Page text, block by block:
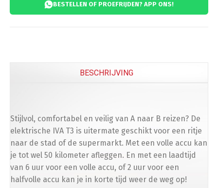
BESTELLEN OF PROEFRIJDEN? APP ONS!
BESCHRIJVING
Stijlvol, comfortabel en veilig van A naar B reizen? De
elektrische IVA T3 is uitermate geschikt voor een ritje
naar de stad of de supermarkt. Met een volle accu kan
je tot wel 50 kilometer afleggen. En met een laadtijd
van 6 uur voor een volle accu, of 2 uur voor een
halfvolle accu kan je in korte tijd weer de weg op!